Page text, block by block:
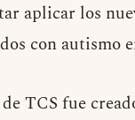
aplicar los
con autismo
TCS fue